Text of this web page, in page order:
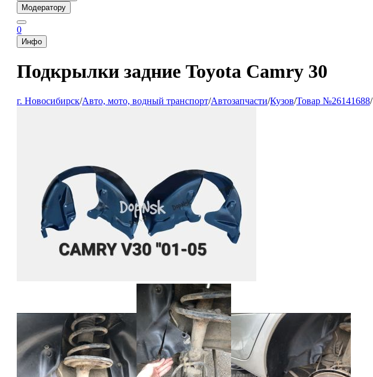
Модератору
0
Инфо
Подкрылки задние Toyota Camry 30
г. Новосибирск/Авто, мото, водный транспорт/Автозапчасти/Кузов/Товар №26141688/